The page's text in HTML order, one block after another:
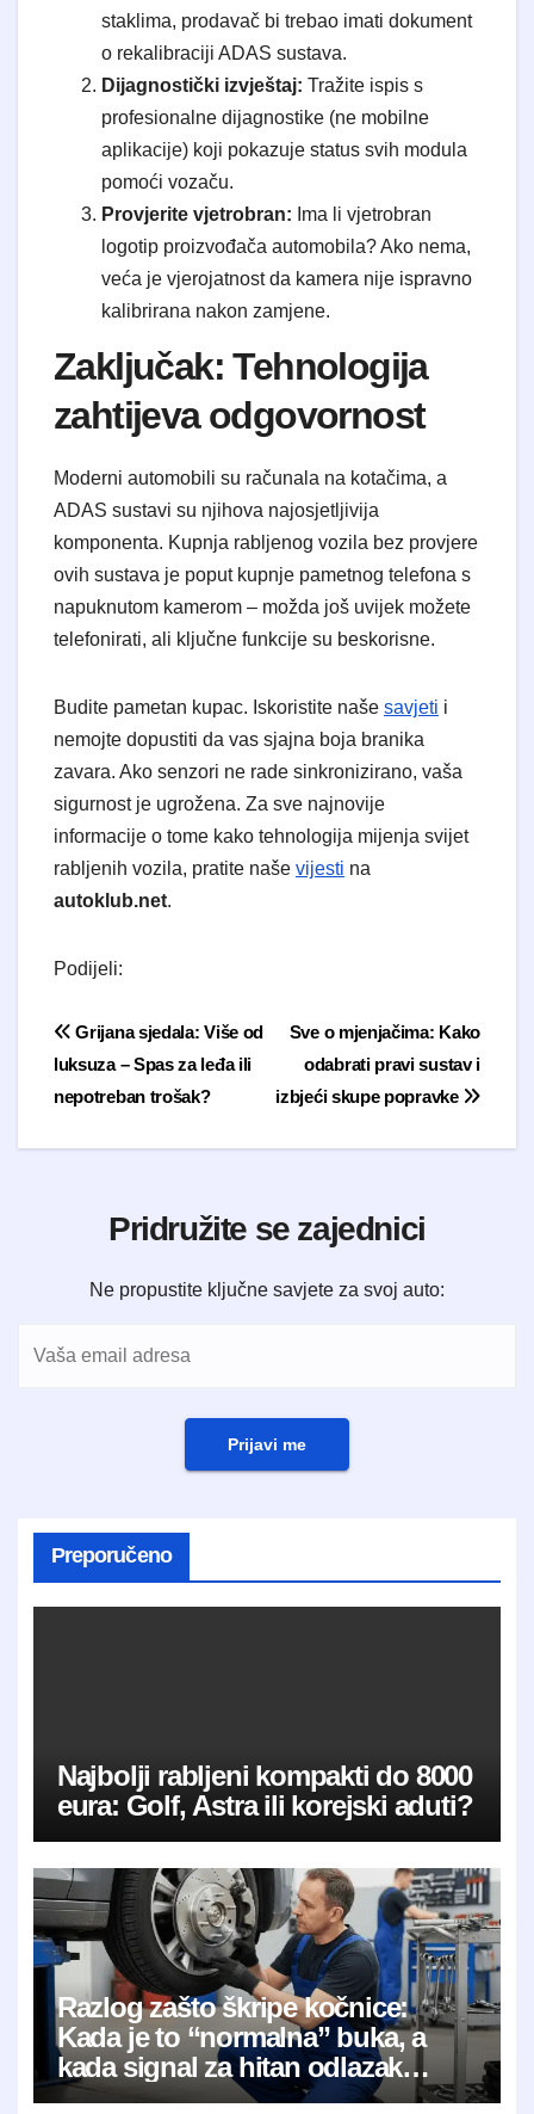
staklima, prodavač bi trebao imati dokument
o rekalibraciji ADAS sustava.
Dijagnostički izvještaj: Tražite ispis s
profesionalne dijagnostike (ne mobilne
aplikacije) koji pokazuje status svih modula
pomoći vozaču.
Provjerite vjetrobran: Ima li vjetrobran
logotip proizvođača automobila? Ako nema,
veća je vjerojatnost da kamera nije ispravno
kalibrirana nakon zamjene.
Zaključak: Tehnologija
zahtijeva odgovornost
Moderni automobili su računala na kotačima, a
ADAS sustavi su njihova najosjetljivija
komponenta. Kupnja rabljenog vozila bez provjere
ovih sustava je poput kupnje pametnog telefona s
napuknutom kamerom – možda još uvijek možete
telefonirati, ali ključne funkcije su beskorisne.
Budite pametan kupac. Iskoristite naše savjeti i
nemojte dopustiti da vas sjajna boja branika
zavara. Ako senzori ne rade sinkronizirano, vaša
sigurnost je ugrožena. Za sve najnovije
informacije o tome kako tehnologija mijenja svijet
rabljenih vozila, pratite naše vijesti na
autoklub.net.
Podijeli:
Navigacija objavaSve o mjenjačima: Kako
odabrati pravi sustav i
izbjeći skupe popravke
Grijana sjedala: Više od
luksuza – Spas za leđa ili
nepotreban trošak?
Pridružite se zajednici
Ne propustite ključne savjete za svoj auto:
Prijavi me
Preporučeno
Najbolji rabljeni kompakti do 8000
eura: Golf, Astra ili korejski aduti?
Razlog zašto škripe kočnice:
Kada je to “normalna” buka, a
kada signal za hitan odlazak
mehaničaru?